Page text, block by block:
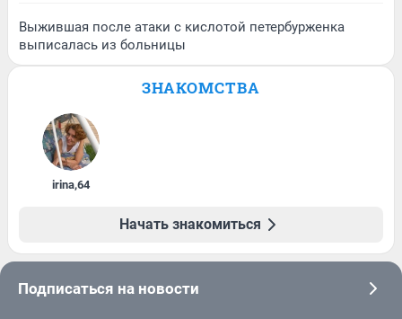
Выжившая после атаки с кислотой петербурженка
выписалась из больницы
ЗНАКОМСТВА
irina,64
Начать знакомиться
Подписаться на новости